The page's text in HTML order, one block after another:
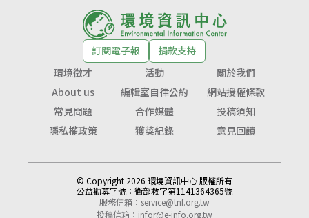
訂閱電子報
捐款支持
環境徵才
活動
關於我們
About us
編輯室自律公約
網站授權條款
常見問題
合作媒體
投稿須知
隱私權政策
獲獎紀錄 意見回饋
© Copyright 2026 環境資訊中心 版權所有
公益勸募字號： 衛部救字第1141364365號
服務信箱： service@tnf.org.tw
投稿信箱： infor@e-info.org.tw